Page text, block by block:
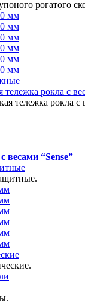
мм
мм
мм
мм
мм
мм
тележка рокла с
весами “Sense”